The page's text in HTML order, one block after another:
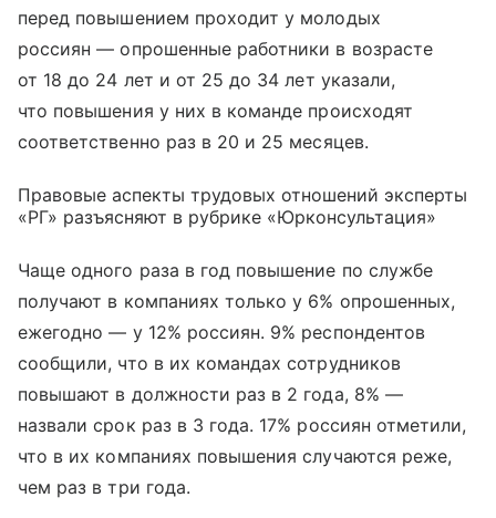
перед повышением проходит у молодых
россиян — опрошенные работники в возрасте
от 18 до 24 лет и от 25 до 34 лет указали,
что повышения у них в команде происходят
соответственно раз в 20 и 25 месяцев.
Правовые аспекты трудовых отношений эксперты
«РГ» разъясняют в рубрике «Юрконсультация»
Чаще одного раза в год повышение по службе
получают в компаниях только у 6% опрошенных,
ежегодно — у 12% россиян. 9% респондентов
сообщили, что в их командах сотрудников
повышают в должности раз в 2 года, 8% —
назвали срок раз в 3 года. 17% россиян отметили,
что в их компаниях повышения случаются реже,
чем раз в три года.